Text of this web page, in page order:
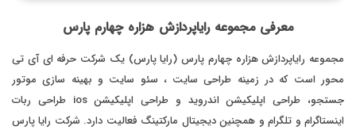
معرفی مجموعه رایاپردازش هزاره چهارم پارس
مجموعه رایاپردازش هزاره چهارم پارس (رایا پارس) یک شرکت حرفه ای آی تی
محور است که در زمینه طراحی سایت ، سئو سایت و بهینه سازی موتور
جستجو، طراحی اپلیکیشن اندروید و طراحی اپلیکیشن ios طراحی ربات
اینستاگرام و تلگرام و همچنین دیجیتال مارکتینگ فعالیت دارد. شرکت رایا پارس